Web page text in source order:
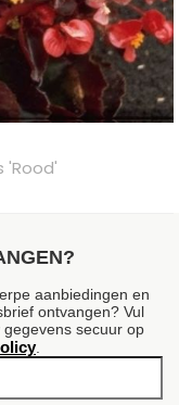
'Rood'
aanbiedingen en
ontvangen? Vul
secuur op
.